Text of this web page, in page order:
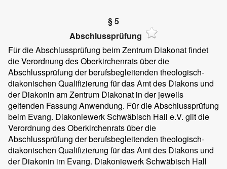
§ 5
Abschlussprüfung
Für die Abschlussprüfung beim Zentrum Diakonat findet
die Verordnung des Oberkirchenrats über die
Abschlussprüfung der berufsbegleitenden theologisch-
diakonischen Qualifizierung für das Amt des Diakons und
der Diakonin am Zentrum Diakonat in der jeweils
geltenden Fassung Anwendung. Für die Abschlussprüfung
beim Evang. Diakoniewerk Schwäbisch Hall e.V. gilt die
Verordnung des Oberkirchenrats über die
Abschlussprüfung der berufsbegleitenden theologisch-
diakonischen Qualifizierung für das Amt des Diakons und
der Diakonin im Evang. Diakoniewerk Schwäbisch Hall